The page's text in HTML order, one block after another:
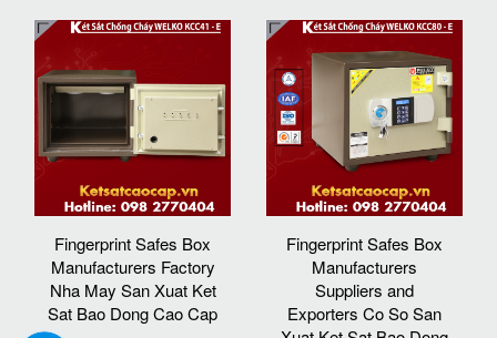
Fingerprint Safes Box
Manufacturers Factory
Nha May San Xuat Ket
Sat Bao Dong Cao Cap
Fingerprint Safes Box
Manufacturers
Suppliers and
Exporters Co So San